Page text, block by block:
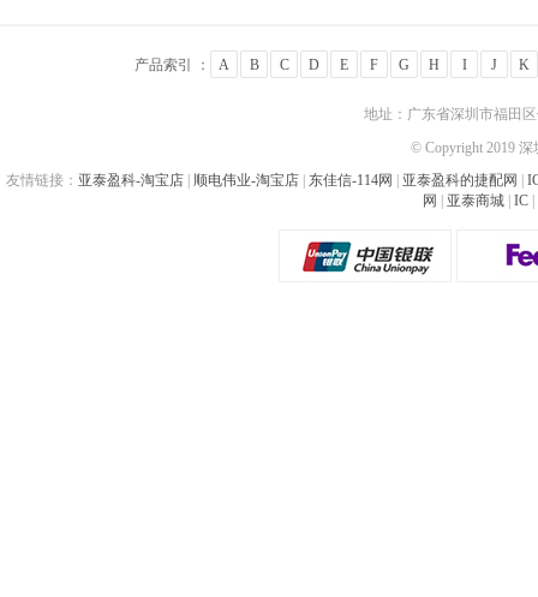
产品索引 ： A B C D E F G H I J K
地址：广东省深圳市福田
© Copyright 2019
友情链接： 亚泰盈科-淘宝店 | 顺电伟业-淘宝店 | 东佳信-114网 | 亚泰盈科的捷配网 |
网 | 亚泰商城 | IC